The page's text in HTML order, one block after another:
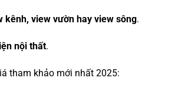
kênh, view vườn hay view sông.
nội thất.
tham khảo mới nhất 2025: